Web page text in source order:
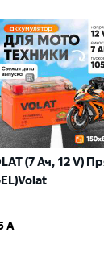
(7 Ач, 12 V)
A